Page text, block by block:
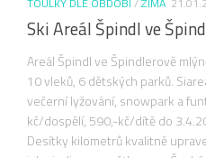
TOULKY DLE OBDOBÍ /ZIMA
Ski Areál Špindl ve
Areál Špindl ve Špindlerově
10 vleků, 6 dětských parků.
večerní lyžování, snowpark a
kč/dospělí, 590,-kč/dítě do
Desítky kilometrů kvalitně